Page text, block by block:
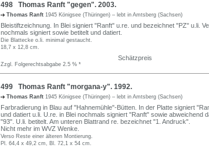
498 Thomas Ranft "gegen". 2003.
Thomas Ranft 1945 Königsee (Thüringen) – lebt in Amtsberg (Sachsen)
Bleistiftzeichnung. In Blei signiert "Ranft" u.re. und bezeichnet "PZ" u.li.
nochmals signiert sowie betitelt und datiert.
Die Blattecke o.li. minimal gestaucht.
18,7 x 12,8 cm.
Schätzpreis
Zzgl. Folgerechtsabgabe 2.5 % *
499 Thomas Ranft "morgana-y". 1992.
Thomas Ranft 1945 Königsee (Thüringen) – lebt in Amtsberg (Sachsen)
Farbradierung in Blau auf "Hahnemühle"-Bütten. In der Platte signiert
und datiert u.li. U.re. in Blei nochmals signiert "Ranft" sowie abweichend
"93". U.li. betitelt. Am unteren Blattrand re. bezeichnet "1. Andruck".
Nicht mehr im WVZ Wenke.
Verso Reste einer älteren Montierung.
Pl. 64,4 x 49,2 cm, Bl. 72,1 x 54 cm.